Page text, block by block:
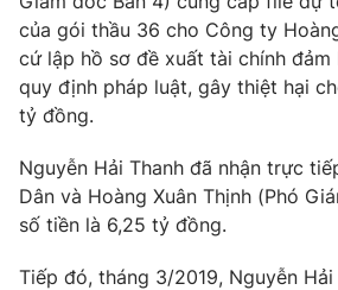
của gói thầu 36 cho Công ty
cứ lập hồ sơ đề xuất tài chính
quy định pháp luật, gây thiệt hại
tỷ đồng.
Nguyễn Hải Thanh đã nhận trực
Dân và Hoàng Xuân Thịnh (Phó
số tiền là 6,25 tỷ đồng.
Tiếp đó, tháng 3/2019, Nguyễn